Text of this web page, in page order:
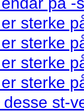
sterke
sterke
sterke
sterke
st-